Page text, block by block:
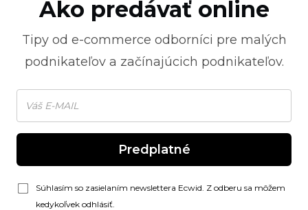
Ako predávať online
Tipy od e-commerce odborníci pre malých
podnikateľov a začínajúcich podnikateľov.
Predplatné
Súhlasím so zasielaním newslettera Ecwid. Z odberu sa môžem
kedykoľvek odhlásiť.